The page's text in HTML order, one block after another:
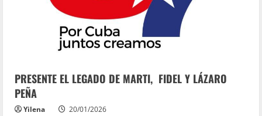
PRESENTE EL LEGADO DE MARTI, FIDEL Y LÁZARO
PEÑA
Yilena 20/01/2026